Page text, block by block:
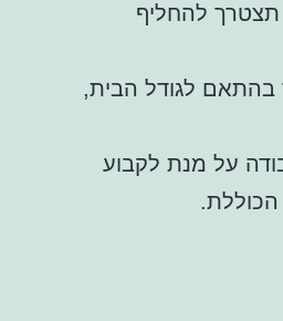
תצטרך להחליף
בהתאם לגודל הבית,
על מנת לקבוע